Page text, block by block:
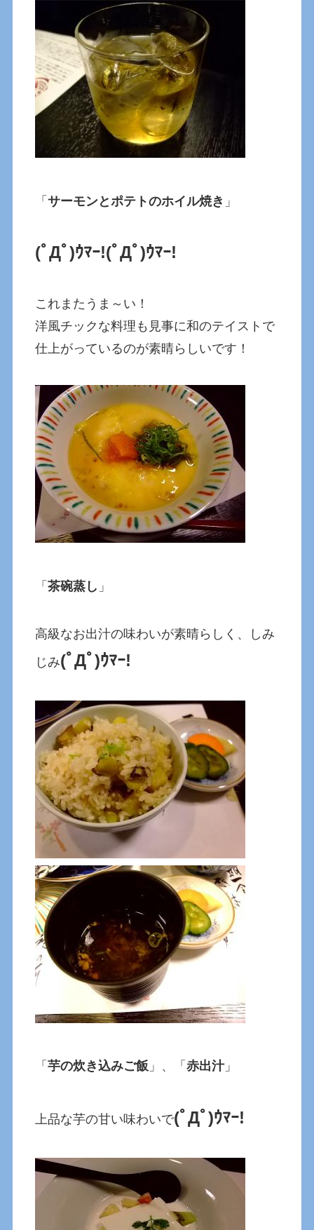
「サーモンとポテトのホイル焼き 」
(ﾟДﾟ)ｳﾏｰ!(ﾟДﾟ)ｳﾏｰ!
これまたうま～い！
洋風チックな料理も見事に和のテイストで
仕上がっているのが素晴らしいです！
「茶碗蒸し 」
高級なお出汁の味わいが素晴らしく、しみ
じみ(ﾟДﾟ)ｳﾏｰ!
「芋の炊き込みご飯 」、「赤出汁」
上品な芋の甘い味わいで(ﾟДﾟ)ｳﾏｰ!